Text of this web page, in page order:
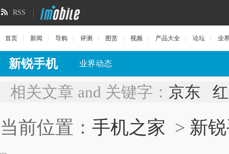
RSS
首页 新闻 导购 评测 图赏 视频 产品大全 论坛 业
新锐手机 业界动态
相关文章 and 关键字： 京东
当前位置： 手机之家 > 新